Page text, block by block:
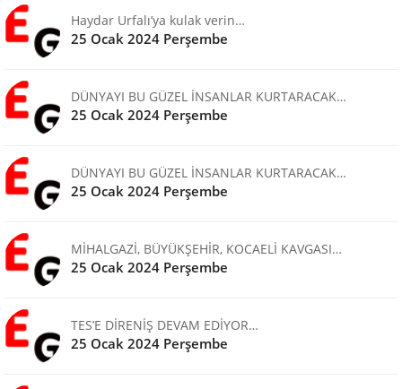
Haydar Urfalı’ya kulak verin…
25 Ocak 2024 Perşembe
DÜNYAYI BU GÜZEL İNSANLAR KURTARACAK…
25 Ocak 2024 Perşembe
DÜNYAYI BU GÜZEL İNSANLAR KURTARACAK…
25 Ocak 2024 Perşembe
MİHALGAZİ, BÜYÜKŞEHİR, KOCAELİ KAVGASI…
25 Ocak 2024 Perşembe
TES’E DİRENİŞ DEVAM EDİYOR…
25 Ocak 2024 Perşembe